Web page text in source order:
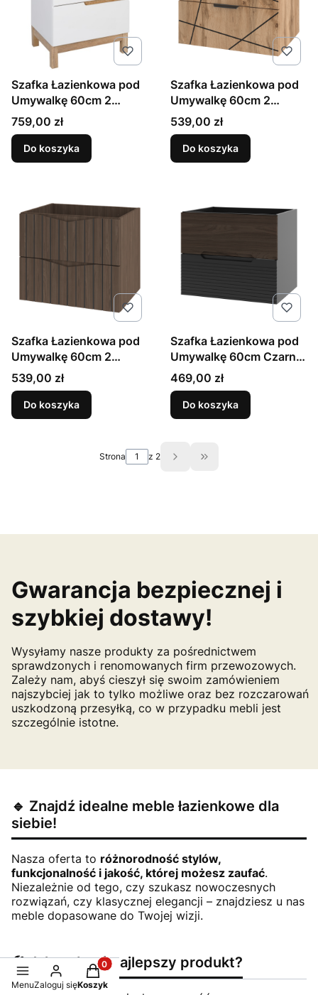
Szafka Łazienkowa pod
Umywalkę 60cm 2
Szuflady Biała Spek
Cena
759,00 zł
Do koszyka
Szafka Łazienkowa pod
Umywalkę 60cm 2
Szuflady Dąb Wotan
Wood
Cena
539,00 zł
Do koszyka
Szafka Łazienkowa pod
Umywalkę 60cm 2
Szuflady Ryflowane
Fronty Dąb Orzech Stella
Cena
539,00 zł
Do koszyka
Szafka Łazienkowa pod
Umywalkę 60cm Czarny
Mat / Orzech Avella
Cena
469,00 zł
Do koszyka
Strona z 2 Przejdź do ostatniej
Gwarancja bezpiecznej i
szybkiej dostawy!
Wysyłamy nasze produkty za pośrednictwem
sprawdzonych i renomowanych firm przewozowych.
Zależy nam, abyś cieszył się swoim zamówieniem
najszybciej jak to tylko możliwe oraz bez rozczarowań
uszkodzoną przesyłką, co w przypadku mebli jest
szczególnie istotne.
🔹 Znajdź idealne meble łazienkowe dla
siebie!
Nasza oferta to różnorodność stylów,
funkcjonalność i jakość, której możesz zaufać.
Niezależnie od tego, czy szukasz nowoczesnych
rozwiązań, czy klasycznej elegancji – znajdziesz u nas
meble dopasowane do Twojej wizji.
🛠️ Jak wybrać najlepszy produkt?
MenuZaloguj się
Produkty w koszyku: 0. Zobacz szczegóły
Koszyk